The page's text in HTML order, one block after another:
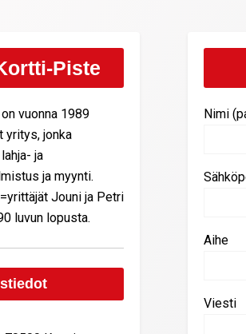
Piste
vuonna 1989
yritys, jonka
ja
ja myynti.
Jouni ja Petri
luvun lopusta.
Nimi
Aihe
Viesti